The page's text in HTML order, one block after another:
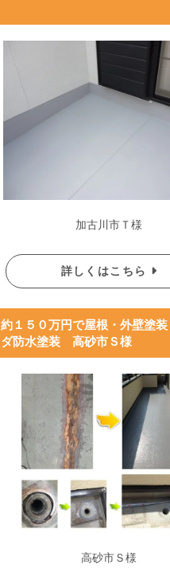
加古川市Ｔ様
詳しくはこちら
約１５０万円で屋根・外壁塗
ダ防水塗装 高砂市Ｓ様
高砂市Ｓ様